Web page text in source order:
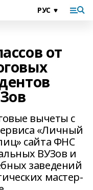
от
вычеты с
«Личный
сайта ФНС
ВУЗов и
заведений
мастер-